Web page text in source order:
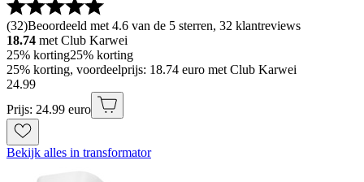
(32)Beoordeeld met 4.6 van de 5 sterren, 32 klantreviews
18.74 met Club Karwei
25% korting25% korting
25% korting, voordeelprijs: 18.74 euro met Club Karwei
24.99
Prijs: 24.99 euro
Bekijk alles in transformator